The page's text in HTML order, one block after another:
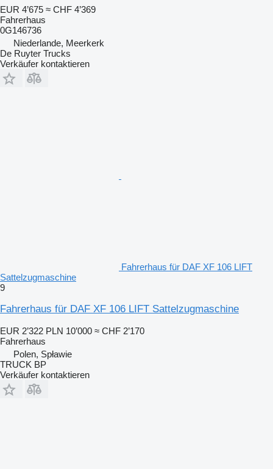
EUR 4’675 ≈ CHF 4’369
Fahrerhaus
0G146736
Niederlande, Meerkerk
De Ruyter Trucks
Verkäufer kontaktieren
Fahrerhaus für DAF XF 106 LIFT
Sattelzugmaschine
9
Fahrerhaus für DAF XF 106 LIFT Sattelzugmaschine
EUR 2’322 PLN 10’000 ≈ CHF 2’170
Fahrerhaus
Polen, Spławie
TRUCK BP
Verkäufer kontaktieren